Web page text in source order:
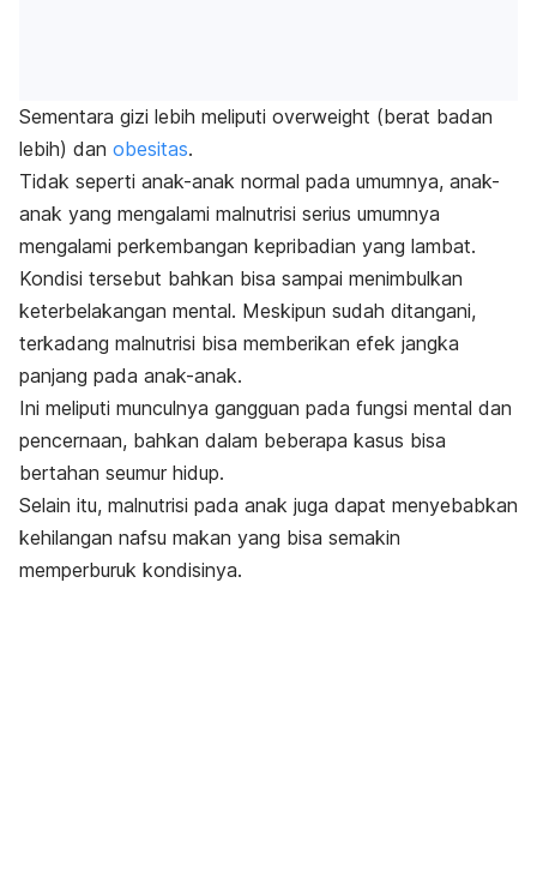
Sementara gizi lebih meliputi overweight (berat badan
lebih) dan obesitas.
Tidak seperti anak-anak normal pada umumnya, anak-
anak yang mengalami malnutrisi serius umumnya
mengalami perkembangan kepribadian yang lambat.
Kondisi tersebut bahkan bisa sampai menimbulkan
keterbelakangan mental. Meskipun sudah ditangani,
terkadang malnutrisi bisa memberikan efek jangka
panjang pada anak-anak.
Ini meliputi munculnya gangguan pada fungsi mental dan
pencernaan, bahkan dalam beberapa kasus bisa
bertahan seumur hidup.
Selain itu, malnutrisi pada anak juga dapat menyebabkan
kehilangan nafsu makan yang bisa semakin
memperburuk kondisinya.